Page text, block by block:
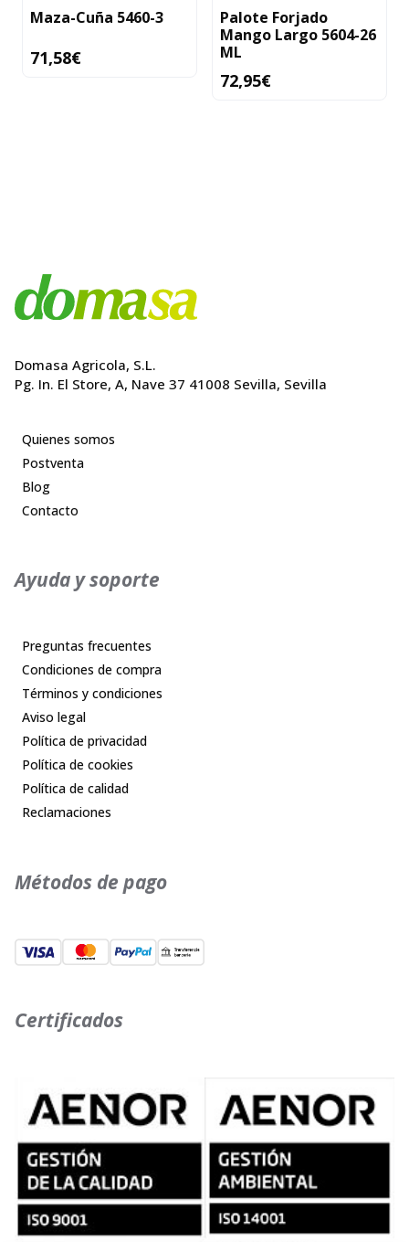
Maza-Cuña 5460-3
71,58€
Palote Forjado
Mango Largo 5604-26
ML
72,95€
Domasa Agricola, S.L.
Pg. In. El Store, A, Nave 37 41008 Sevilla, Sevilla
Quienes somos
Postventa
Blog
Contacto
Ayuda y soporte
Preguntas frecuentes
Condiciones de compra
Términos y condiciones
Aviso legal
Política de privacidad
Política de cookies
Política de calidad
Reclamaciones
Métodos de pago
Certificados